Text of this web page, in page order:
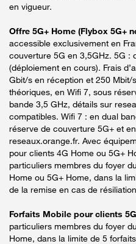
en vigueur.
Offre 5G+ Home (Flybox 5G+
accessible exclusivement en
couverture 5G en 3,5GHz. 5G :
(déploiement en cours). Frais
Gbit/s en réception et 250 Mbit/
théoriques, en Wifi 7, sous
bande 3,5 GHz, détails sur
compatibles. Wifi 7 : en dual
réserve de couverture 5G+ et
reseaux.orange.fr. Avec
pour clients 4G Home ou 5G+
particuliers membres du foyer
Home ou 5G+ Home, dans la
de la remise en cas de
Forfaits Mobile pour clients
particuliers membres du foyer
Home, dans la limite de 5